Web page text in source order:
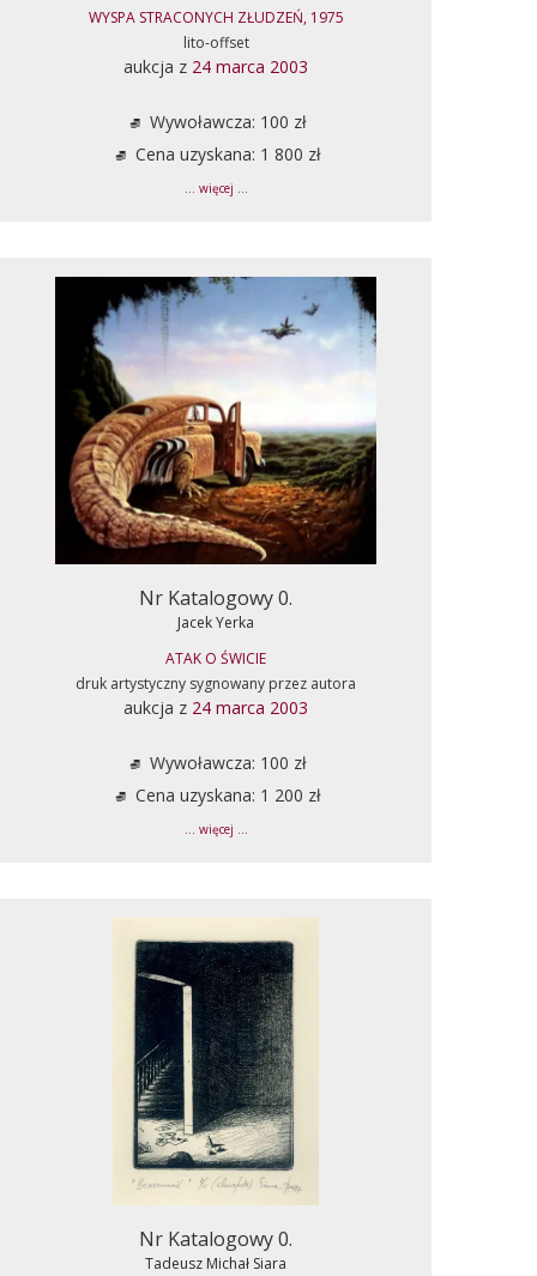
WYSPA STRACONYCH ZŁUDZEŃ, 1975
lito-offset
aukcja z 24 marca 2003
Wywoławcza: 100 zł
Cena uzyskana: 1 800 zł
... więcej ...
Nr Katalogowy 0.
Jacek Yerka
ATAK O ŚWICIE
druk artystyczny sygnowany przez autora
aukcja z 24 marca 2003
Wywoławcza: 100 zł
Cena uzyskana: 1 200 zł
... więcej ...
Nr Katalogowy 0.
Tadeusz Michał Siara